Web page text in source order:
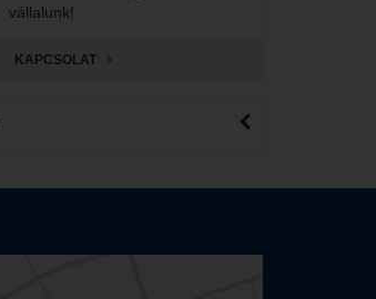
vállalunk!
KAPCSOLAT